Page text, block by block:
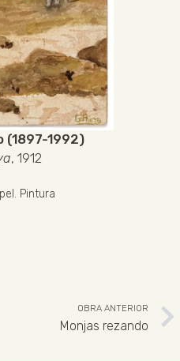
(1897-1992)
, 1912
. Pintura
OBRA ANTERIOR
Monjas rezando